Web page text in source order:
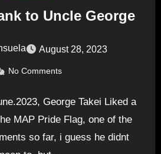
to Uncle George
August 28, 2023
No Comments
George Takei Liked a
MAP Pride Flag, one of the
so far, i guess he didnt